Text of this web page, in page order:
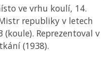
ve vrhu koulí, 14.
republiky v letech
(koule). Reprezentoval v
(1938).